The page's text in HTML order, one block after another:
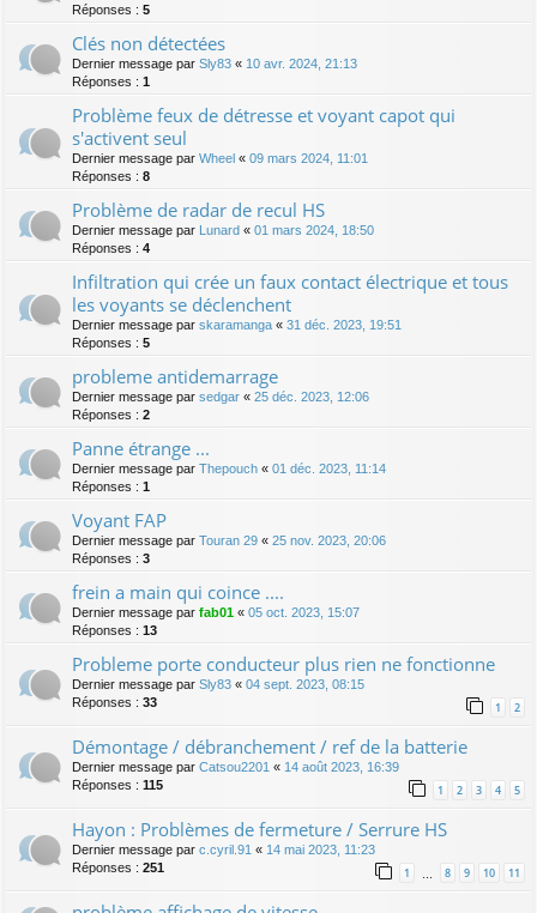
Réponses : 5
Clés non détectées
Dernier message par Sly83 « 10 avr. 2024, 21:13
Réponses : 1
Problème feux de détresse et voyant capot qui
s'activent seul
Dernier message par Wheel « 09 mars 2024, 11:01
Réponses : 8
Problème de radar de recul HS
Dernier message par Lunard « 01 mars 2024, 18:50
Réponses : 4
Infiltration qui crée un faux contact électrique et tous
les voyants se déclenchent
Dernier message par skaramanga « 31 déc. 2023, 19:51
Réponses : 5
probleme antidemarrage
Dernier message par sedgar « 25 déc. 2023, 12:06
Réponses : 2
Panne étrange ...
Dernier message par Thepouch « 01 déc. 2023, 11:14
Réponses : 1
Voyant FAP
Dernier message par Touran 29 « 25 nov. 2023, 20:06
Réponses : 3
frein a main qui coince ....
Dernier message par fab01 « 05 oct. 2023, 15:07
Réponses : 13
Probleme porte conducteur plus rien ne fonctionne
Dernier message par Sly83 « 04 sept. 2023, 08:15
Réponses : 33 1 2
Démontage / débranchement / ref de la batterie
Dernier message par Catsou2201 « 14 août 2023, 16:39
Réponses : 115 1 2 3 4 5
Hayon : Problèmes de fermeture / Serrure HS
Dernier message par c.cyril.91 « 14 mai 2023, 11:23
Réponses : 251 1 8 9 10 11